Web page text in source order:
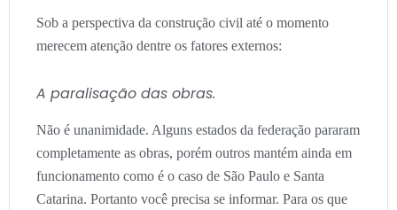
Sob a perspectiva da construção civil até o momento
merecem atenção dentre os fatores externos:
A paralisação das obras.
Não é unanimidade. Alguns estados da federação pararam
completamente as obras, porém outros mantém ainda em
funcionamento como é o caso de São Paulo e Santa
Catarina. Portanto você precisa se informar. Para os que